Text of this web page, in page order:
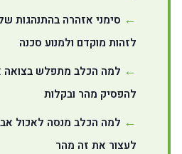
סימני אזהרה בהתנהגות
לזהות מוקדם ולמנוע סכנה
למה הכלב מתפלש בצואה
להפסיק מהר ובקלות
למה הכלב מנסה לאכול
לעצור את זה מהר